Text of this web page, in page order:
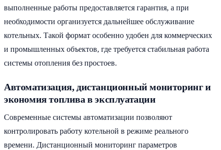
выполненные работы предоставляется гарантия, а при
необходимости организуется дальнейшее обслуживание
котельных. Такой формат особенно удобен для коммерческих
и промышленных объектов, где требуется стабильная работа
системы отопления без простоев.
Автоматизация, дистанционный мониторинг и
экономия топлива в эксплуатации
Современные системы автоматизации позволяют
контролировать работу котельной в режиме реального
времени. Дистанционный мониторинг параметров